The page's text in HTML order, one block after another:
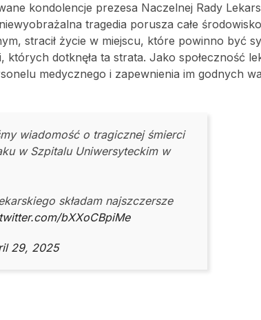
kondolencje prezesa Naczelnej Rady
tragedia porusza całe środowisko
stracił życie w miejscu, które powinno być
dotknęła ta strata. Jako społeczność
medycznego i zapewnienia im godnych
wiadomość o tragicznej śmierci
w Szpitalu Uniwersyteckim w
składam najszczersze
bXXoCBpiMe
29, 2025